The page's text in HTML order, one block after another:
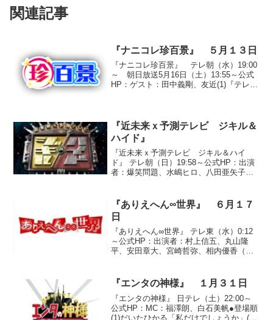
関連記事
『ナニコレ珍百景』 ５月１３日
『ナニコレ珍百景』 テレ朝（水）19:00
～ 朝日放送5月16日（土）13:55～公式
HP：ゲスト：田中義剛、友近(1)『テレビ
『近未来ｘ予測テレビ ジキル＆
ハイド』
『近未来ｘ予測テレビ ジキル＆ハイ
ド』 テレ朝（日）19:58～公式HP：出演
者：爆笑問題、水嶋ヒロ、八田亜矢子、
た。最悪の未来の方は『東京都は都立公
園を死体置き場...
『ありえへん∞世界』 ６月１７
日
『ありえへん∞世界』 テレ東（水）0:12
～公式HP：出演者：村上信五、丸山隆
平、安田章大、宮崎哲弥、相内優香（テ
写プロジェクト！UMA衝撃写真BEST
３」●第３位『不...
『エンタの神様』 １月３１日
『エンタの神様』 日テレ（土）22:00～
公式HP：MC：福澤朗、白石美帆●登場順
(1)だいたひかる「私だけでしょうか」(2)